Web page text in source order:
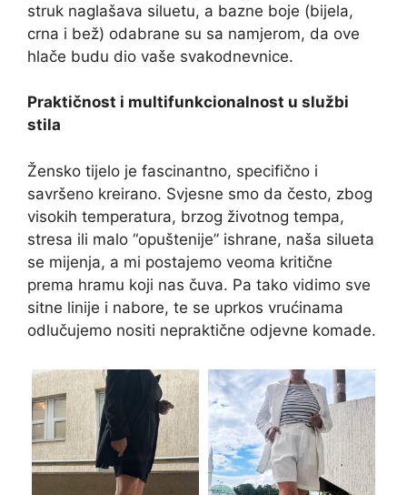
struk naglašava siluetu, a bazne boje (bijela,
crna i bež) odabrane su sa namjerom, da ove
hlače budu dio vaše svakodnevnice.
Praktičnost i multifunkcionalnost u službi
stila
Žensko tijelo je fascinantno, specifično i
savršeno kreirano. Svjesne smo da često, zbog
visokih temperatura, brzog životnog tempa,
stresa ili malo “opuštenije” ishrane, naša silueta
se mijenja, a mi postajemo veoma kritične
prema hramu koji nas čuva. Pa tako vidimo sve
sitne linije i nabore, te se uprkos vrućinama
odlučujemo nositi nepraktične odjevne komade.